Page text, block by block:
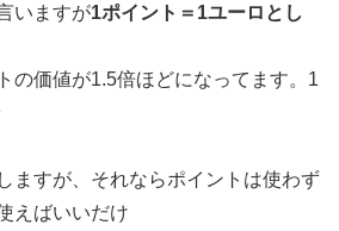
いますが1ポイント＝1ユーロとし
の価値が1.5倍ほどになってます。1
ますが、それならポイントは使わず
えばいいだけ